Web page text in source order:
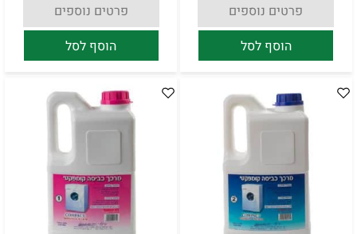
פרטים נוספים
הוסף לסל
פרטים נוספים
הוסף לסל